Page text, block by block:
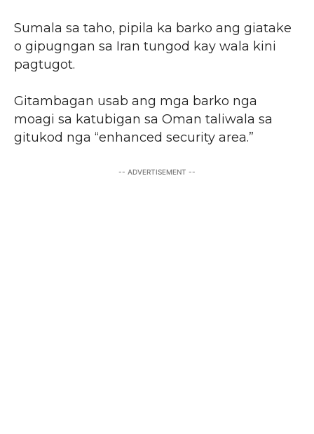
Sumala sa taho, pipila ka barko ang giatake
o gipugngan sa Iran tungod kay wala kini
pagtugot.
Gitambagan usab ang mga barko nga
moagi sa katubigan sa Oman taliwala sa
gitukod nga “enhanced security area.”
-- ADVERTISEMENT --